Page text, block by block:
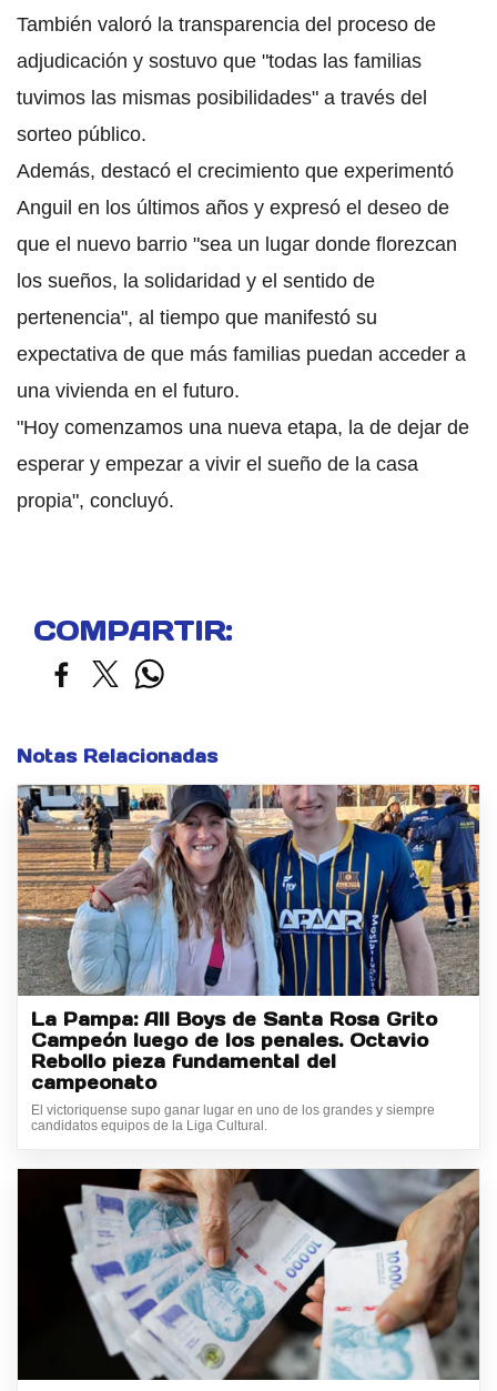
También valoró la transparencia del proceso de
adjudicación y sostuvo que "todas las familias
tuvimos las mismas posibilidades" a través del
sorteo público.
Además, destacó el crecimiento que experimentó
Anguil en los últimos años y expresó el deseo de
que el nuevo barrio "sea un lugar donde florezcan
los sueños, la solidaridad y el sentido de
pertenencia", al tiempo que manifestó su
expectativa de que más familias puedan acceder a
una vivienda en el futuro.
"Hoy comenzamos una nueva etapa, la de dejar de
esperar y empezar a vivir el sueño de la casa
propia", concluyó.
COMPARTIR:
Notas Relacionadas
La Pampa: All Boys de Santa Rosa Grito
Campeón luego de los penales. Octavio
Rebollo pieza fundamental del
campeonato
El victoriquense supo ganar lugar en uno de los grandes y siempre
candidatos equipos de la Liga Cultural.